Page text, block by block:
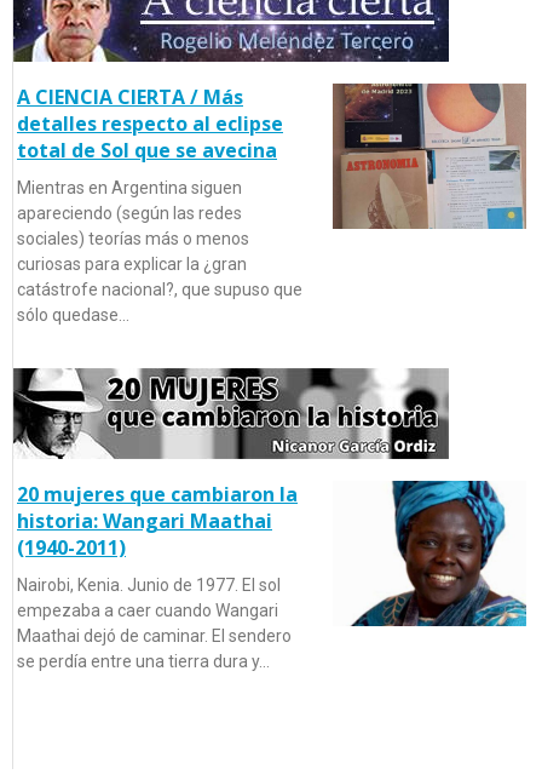
A CIENCIA CIERTA / Más
detalles respecto al eclipse
total de Sol que se avecina
Mientras en Argentina siguen
apareciendo (según las redes
sociales) teorías más o menos
curiosas para explicar la ¿gran
catástrofe nacional?, que supuso que
sólo quedase…
20 mujeres que cambiaron la
historia: Wangari Maathai
(1940-2011)
Nairobi, Kenia. Junio de 1977. El sol
empezaba a caer cuando Wangari
Maathai dejó de caminar. El sendero
se perdía entre una tierra dura y…